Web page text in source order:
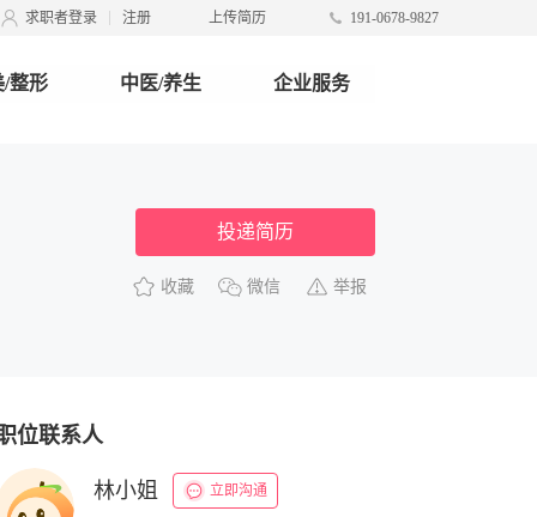
求职者登录 注册 上传简历 191-0678-9827
/整形 中医/养生 企业服务
投递简历
收藏 微信 举报
位联系人
林小姐 立即沟通